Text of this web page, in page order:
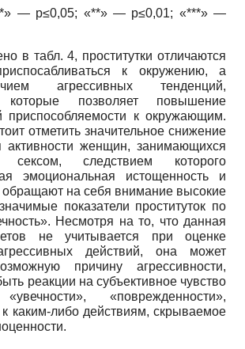
— p≤0,05; «**» — p≤0,01; «***» —
в табл. 4, проститутки отличаются
к окружению, а
агрессивных тенденций,
которые позволяет повышение
приспособляемости к окружающим.
отметить значительное снижение
активности женщин, занимающихся
сексом, следствием которого
эмоциональная истощенность и
обращают на себя внимание высокие
показатели проституток по
Несмотря на то, что данная
не учитывается при оценке
действий, она может
причину агрессивности,
реакции на субъективное чувство
«поврежденности»,
к каким-либо действиям, скрываемое